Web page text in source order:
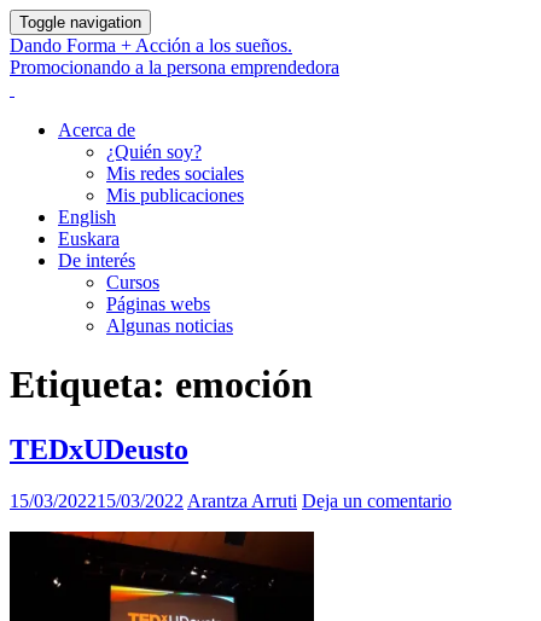
Toggle navigation
Dando Forma + Acción a los sueños.
Promocionando a la persona emprendedora
Acerca de
¿Quién soy?
Mis redes sociales
Mis publicaciones
English
Euskara
De interés
Cursos
Páginas webs
Algunas noticias
Etiqueta: emoción
TEDxUDeusto
15/03/202215/03/2022 Arantza Arruti Deja un comentario